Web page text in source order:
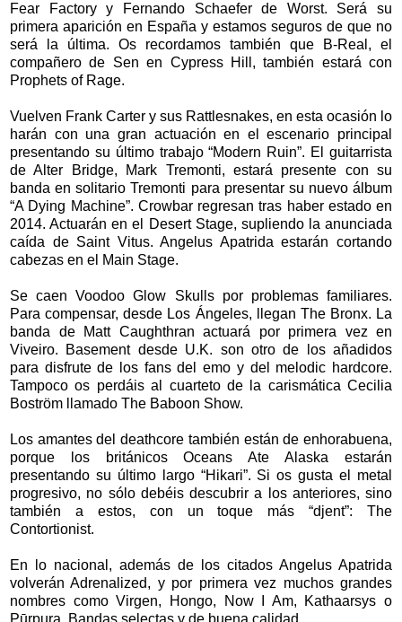
Fear Factory y Fernando Schaefer de Worst. Será su
primera aparición en España y estamos seguros de que no
será la última. Os recordamos también que B-Real, el
compañero de Sen en Cypress Hill, también estará con
Prophets of Rage.
Vuelven Frank Carter y sus Rattlesnakes, en esta ocasión lo
harán con una gran actuación en el escenario principal
presentando su último trabajo “Modern Ruin”. El guitarrista
de Alter Bridge, Mark Tremonti, estará presente con su
banda en solitario Tremonti para presentar su nuevo álbum
“A Dying Machine”. Crowbar regresan tras haber estado en
2014. Actuarán en el Desert Stage, supliendo la anunciada
caída de Saint Vitus. Angelus Apatrida estarán cortando
cabezas en el Main Stage.
Se caen Voodoo Glow Skulls por problemas familiares.
Para compensar, desde Los Ángeles, llegan The Bronx. La
banda de Matt Caughthran actuará por primera vez en
Viveiro. Basement desde U.K. son otro de los añadidos
para disfrute de los fans del emo y del melodic hardcore.
Tampoco os perdáis al cuarteto de la carismática Cecilia
Boström llamado The Baboon Show.
Los amantes del deathcore también están de enhorabuena,
porque los británicos Oceans Ate Alaska estarán
presentando su último largo “Hikari”. Si os gusta el metal
progresivo, no sólo debéis descubrir a los anteriores, sino
también a estos, con un toque más “djent”: The
Contortionist.
En lo nacional, además de los citados Angelus Apatrida
volverán Adrenalized, y por primera vez muchos grandes
nombres como Virgen, Hongo, Now I Am, Kathaarsys o
Pūrpura. Bandas selectas y de buena calidad.